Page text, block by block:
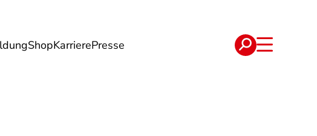
ShopKarrierePresse
Reise Verträge